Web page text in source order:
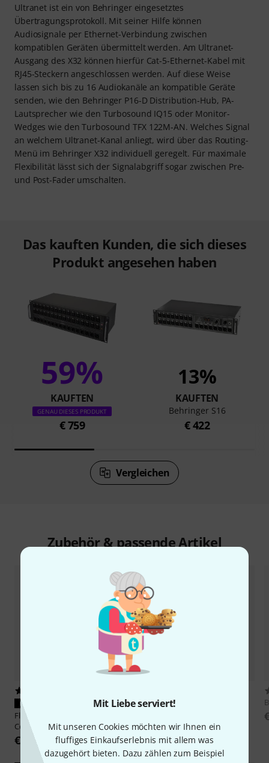
Mit Liebe serviert!
Mit unseren Cookies möchten wir Ihnen ein
fluffiges Einkaufserlebnis mit allem was
dazugehört bieten. Dazu zählen zum Beispiel
Ultranet ist ein von Behringer eingesetztes
Übertragungsprotokoll. Mit seiner Hilfe können
Audiosignale per Ethernet-Verbindung zwischen
kompatiblen Geräten übermittelt werden. Am Ultranet-
Ausgang des X32 können hierfür Cat-5-Ethernet-Kabel mit
RJ45-Steckern angeschlossen werden. Auf diese Weise
lassen sich bis zu 16 Audiokanäle an kompatible Geräte
senden, wie den Behringer P16-D Distribution-Hub, PA-
Lautsprecher wie den Turbosound IQ15 oder Monitor-
Wedges wie den Turbosound TFX 122M-AN. Welches Signal
an welchem Ultranet-Kanal anliegt, wird über das Routing-
Menü im Behringer X32 individuell geregelt. Für maximale
Flexibilität lässt sich der Signalabgriff sogar zwischen Pre-
und Post-Fader umschalten.
Das kauften Kunden, die sich dieses
Produkt angesehen haben
59%
KAUFTEN
GENAU DIESES PRODUKT
€ 759
13%
KAUFTEN
Behringer S16
€ 422
Vergleichen
Zubehör & passende Artikel
PASST GARANTIERT
Flyht Pro
Compact 23
€ 68
Behringer